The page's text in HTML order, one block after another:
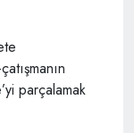
parçalamak